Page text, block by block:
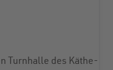
Turnhalle des Käthe-